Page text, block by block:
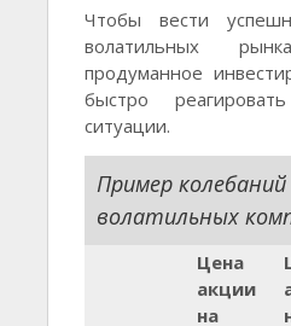
Чтобы вести
волатильных
продуманное
быстро
ситуации.
Пример
волатильных
Цена
акции
на